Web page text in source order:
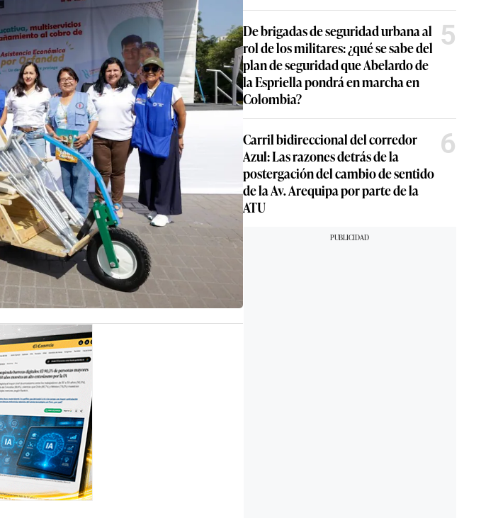
De brigadas de seguridad urbana al
rol de los militares: ¿qué se sabe del
plan de seguridad que Abelardo de
la Espriella pondrá en marcha en
Colombia?
5
Carril bidireccional del corredor
Azul: Las razones detrás de la
postergación del cambio de sentido
de la Av. Arequipa por parte de la
ATU
6